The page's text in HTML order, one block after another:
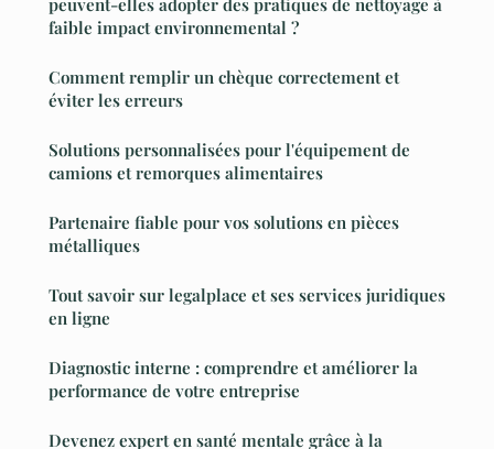
peuvent-elles adopter des pratiques de nettoyage à
faible impact environnemental ?
Comment remplir un chèque correctement et
éviter les erreurs
Solutions personnalisées pour l'équipement de
camions et remorques alimentaires
Partenaire fiable pour vos solutions en pièces
métalliques
Tout savoir sur legalplace et ses services juridiques
en ligne
Diagnostic interne : comprendre et améliorer la
performance de votre entreprise
Devenez expert en santé mentale grâce à la